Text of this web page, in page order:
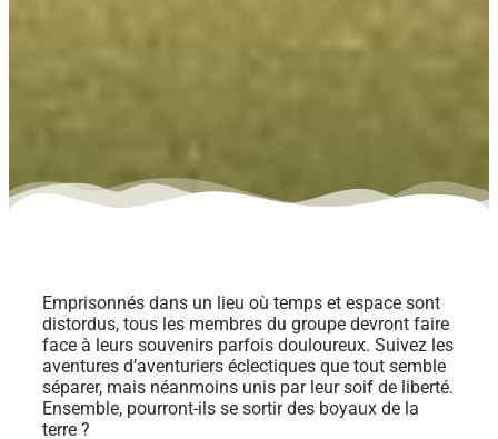
Emprisonnés dans un lieu où temps et espace sont
distordus, tous les membres du groupe devront faire
face à leurs souvenirs parfois douloureux. Suivez les
aventures d’aventuriers éclectiques que tout semble
séparer, mais néanmoins unis par leur soif de liberté.
Ensemble, pourront-ils se sortir des boyaux de la
terre ?